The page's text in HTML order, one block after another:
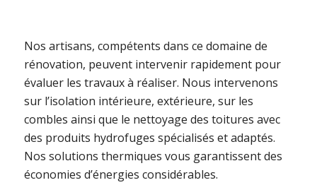
Nos artisans, compétents dans ce domaine de
rénovation, peuvent intervenir rapidement pour
évaluer les travaux à réaliser. Nous intervenons
sur l’isolation intérieure, extérieure, sur les
combles ainsi que le nettoyage des toitures avec
des produits hydrofuges spécialisés et adaptés.
Nos solutions thermiques vous garantissent des
économies d’énergies considérables.